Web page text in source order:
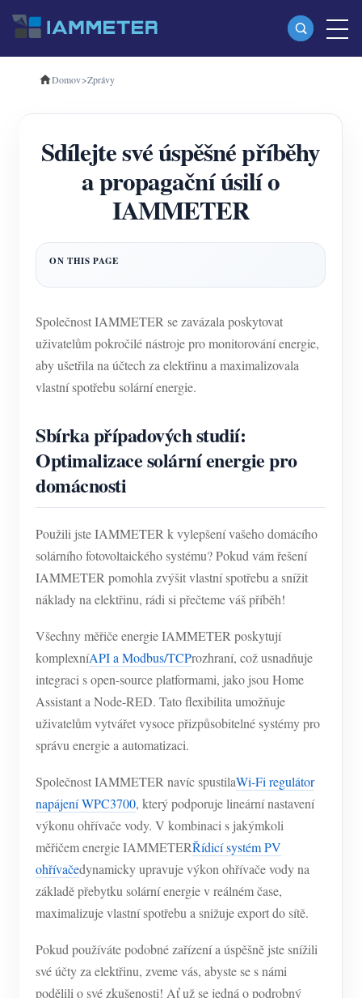
produkty
Třífázový Wi-Fi měřič energie (WEM3080T)
Třífázový Wi-Fi měřič energie (WEM3046T)
Třífázový Wi-Fi měřič energie (WEM3050T)
WiFi Power Controller
Nabíječka EV
Simulátor IAMMETER
Systém energetického předpovídání a simulace
Aplikace
Monitor energie solárního FV systému
Monitor spotřeby elektřiny
Řídicí systém PV ohřívače
Automatizace domácnosti
Zdroje
Rychlý start produktu
Dokument
FAQ
Zprávy
Blogy
Společenství
Vývojář
Prozkoumat
Program odměn
Kontakt
O nás
Domov>Zprávy
Sdílejte své úspěšné příběhy
a propagační úsilí o
IAMMETER
Společnost IAMMETER se zavázala poskytovat
uživatelům pokročilé nástroje pro monitorování energie,
aby ušetřila na účtech za elektřinu a maximalizovala
vlastní spotřebu solární energie.
Sbírka případových studií:
Optimalizace solární energie pro
domácnosti
Použili jste IAMMETER k vylepšení vašeho domácího
solárního fotovoltaického systému? Pokud vám řešení
IAMMETER pomohla zvýšit vlastní spotřebu a snížit
náklady na elektřinu, rádi si přečteme váš příběh!
Všechny měřiče energie IAMMETER poskytují
komplexníAPI a Modbus/TCProzhraní, což usnadňuje
integraci s open-source platformami, jako jsou Home
Assistant a Node-RED. Tato flexibilita umožňuje
uživatelům vytvářet vysoce přizpůsobitelné systémy pro
správu energie a automatizaci.
Společnost IAMMETER navíc spustilaWi-Fi regulátor
napájení WPC3700, který podporuje lineární nastavení
výkonu ohřívače vody. V kombinaci s jakýmkoli
měřičem energie IAMMETERŘídicí systém PV
ohřívačedynamicky upravuje výkon ohřívače vody na
základě přebytku solární energie v reálném čase,
maximalizuje vlastní spotřebu a snižuje export do sítě.
Pokud používáte podobné zařízení a úspěšně jste snížili
své účty za elektřinu, zveme vás, abyste se s námi
podělili o své zkušenosti! Ať už se jedná o podrobný